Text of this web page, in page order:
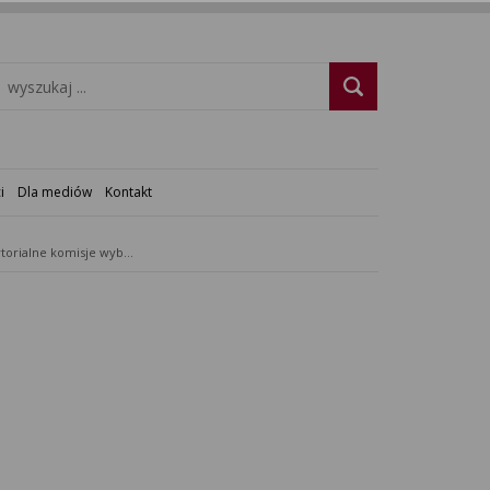
Dla mediów Kontakt
Terytorialne komisje wyborcze